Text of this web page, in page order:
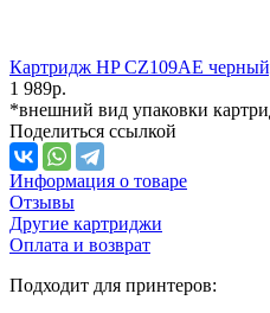
Картридж HP CZ109AE
1 989р.
*внешний вид упаковки
Поделиться ссылкой
Информация о товаре
Отзывы
Другие картриджи
Оплата и возврат
Подходит для принтеров: